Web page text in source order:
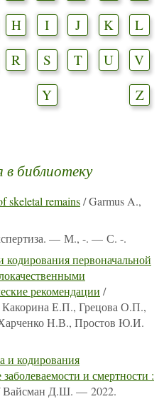
H I J K
L
R S T U
V
Y Z
в библиотеку
skeletal remains/ Garmus A.,
— М., -. — С. -.
первоначальной
рекомендации /
Е.П., Грецова О.П.,
Н.В., Простов Ю.И.
и кодирования
и смертности :
Вайсман Д.Ш. — 2022.